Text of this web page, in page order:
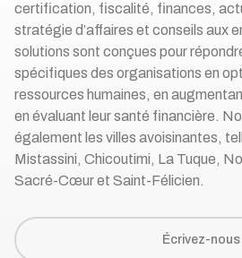
certification, fiscalité, finances,
stratégie d’affaires et conseils aux
solutions sont conçues pour
spécifiques des organisations en
ressources humaines, en
en évaluant leur santé financière.
également les villes avoisinantes,
Mistassini, Chicoutimi, La Tuque,
Sacré-Cœur et Saint-Félicien.
Écrivez-nous